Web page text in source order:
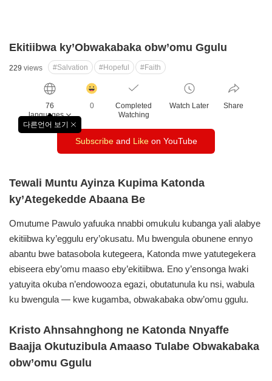
Ekitiibwa ky’Obwakabaka obw’omu Ggulu
229 views #Salvation #Hopeful #Faith
76
languages
다른언어 보기
창
닫
기
수
0
Completed
Watching
Watch Later Share
Subscribeand Likeon YouTube
Tewali Muntu Ayinza Kupima Katonda
ky’Ategekedde Abaana Be
Omutume Pawulo yafuuka nnabbi omukulu kubanga yali alabye
ekitiibwa ky’eggulu ery’okusatu. Mu bwengula obunene ennyo
abantu bwe batasobola kutegeera, Katonda mwe yatutegekera
ebiseera eby’omu maaso eby’ekitiibwa. Eno y’ensonga lwaki
yatuyita okuba n’endowooza egazi, obutatunula ku nsi, wabula
ku bwengula — kwe kugamba, obwakabaka obw’omu ggulu.
Kristo Ahnsahnghong ne Katonda Nnyaffe
Baajja Okutuzibula Amaaso Tulabe Obwakabaka
obw’omu Ggulu